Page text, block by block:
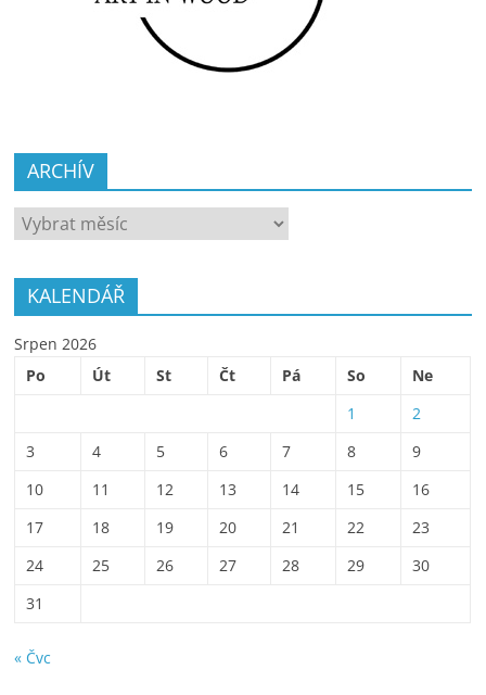
ARCHÍV
ARCHÍV
KALENDÁŘ
Srpen 2026
Po
Út St Čt Pá So
Ne
1
2
3
4 5 6 7 8
9
10
11 12 13 14 15
16
17
18 19 20 21 22
23
24
25 26 27 28 29
30
31
« Čvc